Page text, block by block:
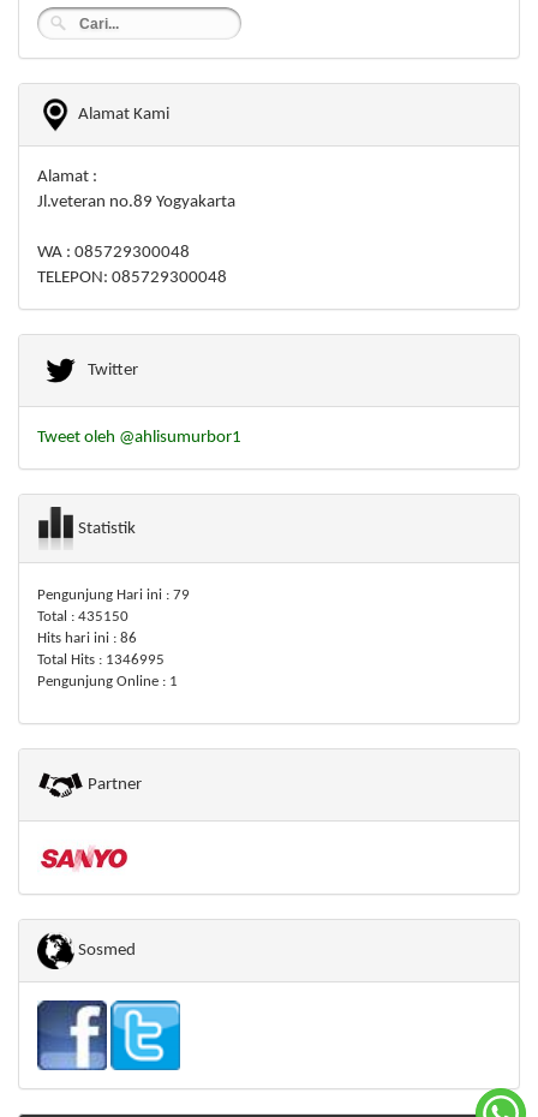
Alamat Kami
Alamat :
Jl.veteran no.89 Yogyakarta
WA : 085729300048
TELEPON: 085729300048
Twitter
Tweet oleh @ahlisumurbor1
Statistik
Pengunjung Hari ini : 79
Total : 435150
Hits hari ini : 86
Total Hits : 1346995
Pengunjung Online : 1
Partner
Sosmed